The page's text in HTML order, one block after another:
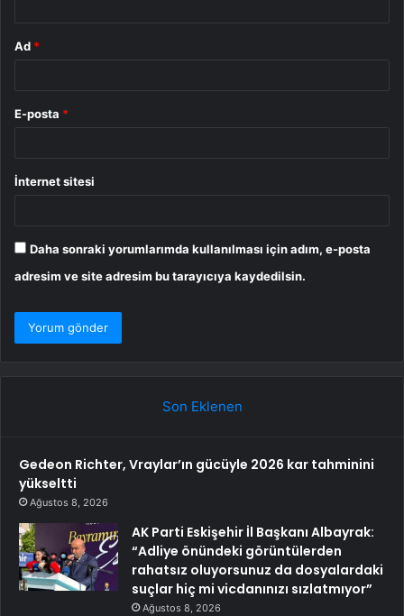
Ad *
E-posta *
İnternet sitesi
Daha sonraki yorumlarımda kullanılması için adım, e-posta
adresim ve site adresim bu tarayıcıya kaydedilsin.
Son Eklenen
Gedeon Richter, Vraylar’ın gücüyle 2026 kar tahminini
yükseltti
Ağustos 8, 2026
AK Parti Eskişehir İl Başkanı Albayrak:
“Adliye önündeki görüntülerden
rahatsız oluyorsunuz da dosyalardaki
suçlar hiç mi vicdanınızı sızlatmıyor”
Ağustos 8, 2026